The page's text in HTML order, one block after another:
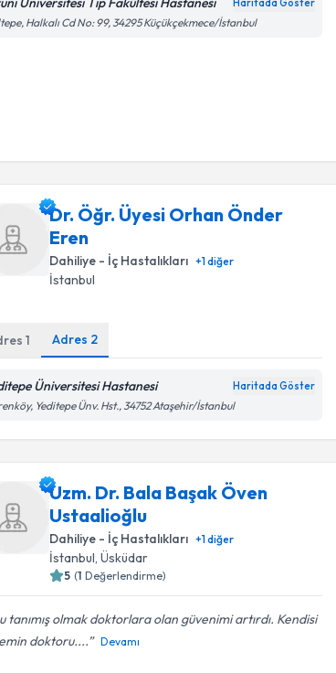
Haritada Göster
Halkalı Cd No: 99, 34295 Küçükçekmece/İstanbul
Dr. Öğr. Üyesi Orhan Önder
Eren
Dahiliye - İç Hastalıkları +1diğer
İstanbul
1 Adres 2
Üniversitesi Hastanesi Haritada Göster
Yeditepe Ünv. Hst., 34752 Ataşehir/İstanbul
Uzm. Dr. Bala Başak Öven
Ustaalioğlu
Dahiliye - İç Hastalıkları +1diğer
İstanbul , Üsküdar
5 (1 Değerlendirme)
tanımış olmak doktorlara olan güvenimi artırdı. Kendisi
doktoru....
Devamı